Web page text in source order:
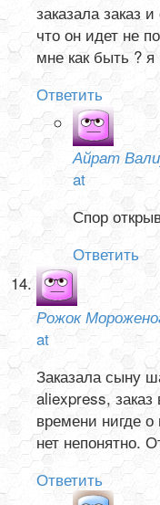
заказала заказ
что он идет не
мне как быть ? я
Ответить
Айрат
at
Спор
Ответить
Рожок
at
Заказала сыну
aliexpress,
времени нигде
нет непонятно.
Ответить